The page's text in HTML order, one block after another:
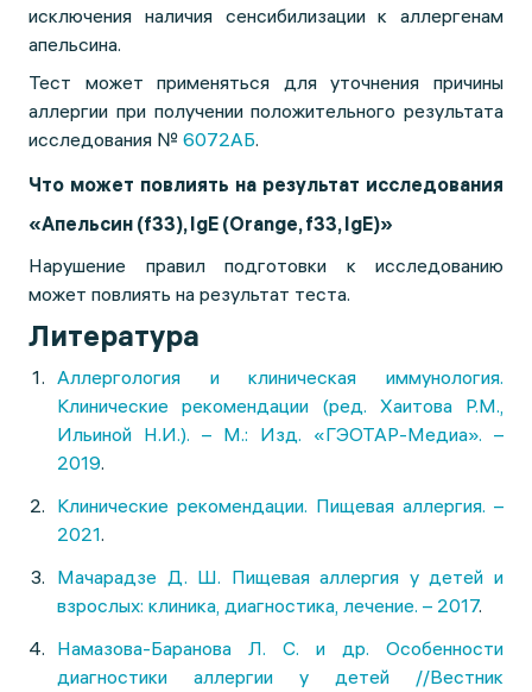
исключения наличия сенсибилизации к аллергенам
апельсина.
Тест может применяться для уточнения причины
аллергии при получении положительного результата
исследования № 6072АБ.
Что может повлиять на результат исследования
«Апельсин (f33), IgE (Orange, f33, IgE)»
Нарушение правил подготовки к исследованию
может повлиять на результат теста.
Литература
Аллергология и клиническая иммунология.
Клинические рекомендации (ред. Хаитова Р.М.,
Ильиной Н.И.). – М.: Изд. «ГЭОТАР-Медиа». –
2019.
Клинические рекомендации. Пищевая аллергия. –
2021.
Мачарадзе Д. Ш. Пищевая аллергия у детей и
взрослых: клиника, диагностика, лечение. – 2017.
Намазова-Баранова Л. С. и др. Особенности
диагностики аллергии у детей //Вестник